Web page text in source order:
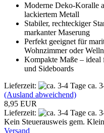
Moderne Deko-Koralle
lackiertem Metall
Stabiler, rechteckiger
markanter Maserung
Perfekt geeignet für
Wohnzimmer oder
Kompakte Maße – ideal
und Sideboards
Lieferzeit:
ca.
(Ausland abweichend)
8,95 EUR
Lieferzeit:
ca.
Kein Steuerausweis gem.
Versand